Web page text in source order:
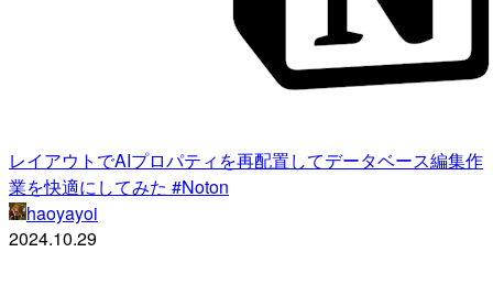
レイアウトでAIプロパティを再配置してデータベース編集作
業を快適にしてみた #Noton
haoyayoi
2024.10.29